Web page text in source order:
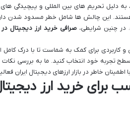
دلیل تحریم های بین المللی و پیچیدگی های
این چالش ها شامل خطر مسدود شدن
در چنین شرایطی،صرافی خرید ارز دیجیتال در
کاربردی برای کمک به شماست تا با درک کامل
سطح تجربه خود انتخاب کنید. ما به بررسی
خاطر در بازار ارزهای دیجیتال ایران
برای خرید ارز